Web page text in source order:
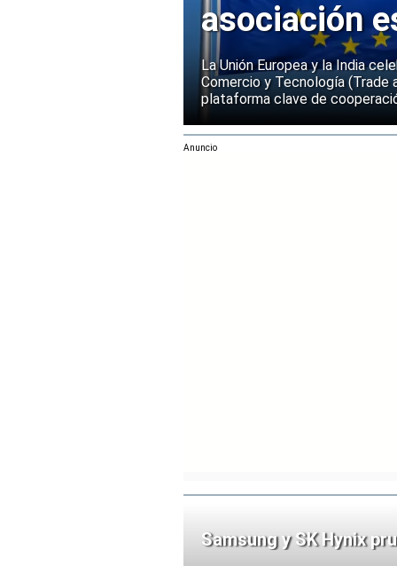
asociación
La Unión Europea y la India
Comercio y Tecnología (Trade
plataforma clave de
Anuncio
Samsung y SK Hynix